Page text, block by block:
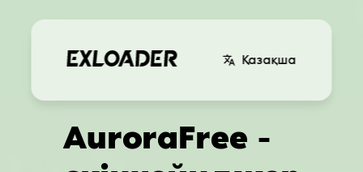
Қазақша
AuroraFree -